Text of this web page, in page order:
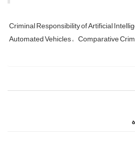
Criminal Responsibility of Artificial
Automated Vehicles Comparative